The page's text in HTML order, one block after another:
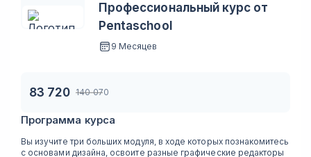
Профессиональный курс от
Pentaschool
9 Месяцев
83 720 140 070
Программа курса
Вы изучите три больших модуля, в ходе которых познакомитесь
с основами дизайна, освоите разные графические редакторы